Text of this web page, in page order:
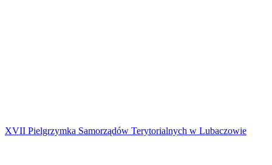
XVII Pielgrzymka Samorządów Terytorialnych w Lubaczowie